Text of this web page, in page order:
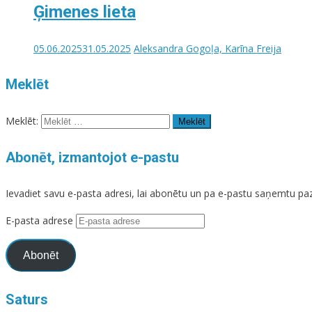
Ģimenes lieta
05.06.202531.05.2025 Aleksandra Gogoļa, Karīna Freija
Meklēt
Meklēt:
Abonēt, izmantojot e-pastu
Ievadiet savu e-pasta adresi, lai abonētu un pa e-pastu saņemtu
E-pasta adrese
Abonēt
Saturs